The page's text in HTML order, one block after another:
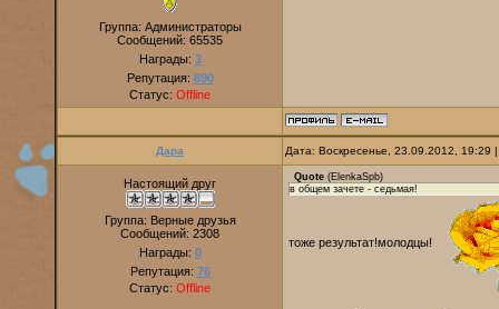
Группа: Администраторы
Сообщений: 65535
Награды: 3
Репутация: 890
Статус: Offline
Дара Дата: Воскресенье, 23.09.2012,
Настоящий друг
Группа: Верные друзья
Сообщений: 2308
Награды: 0
Репутация: 76
Статус: Offline
Quote (ElenkaSpb)
в общем зачете - седьмая!
тоже результат!молодцы!